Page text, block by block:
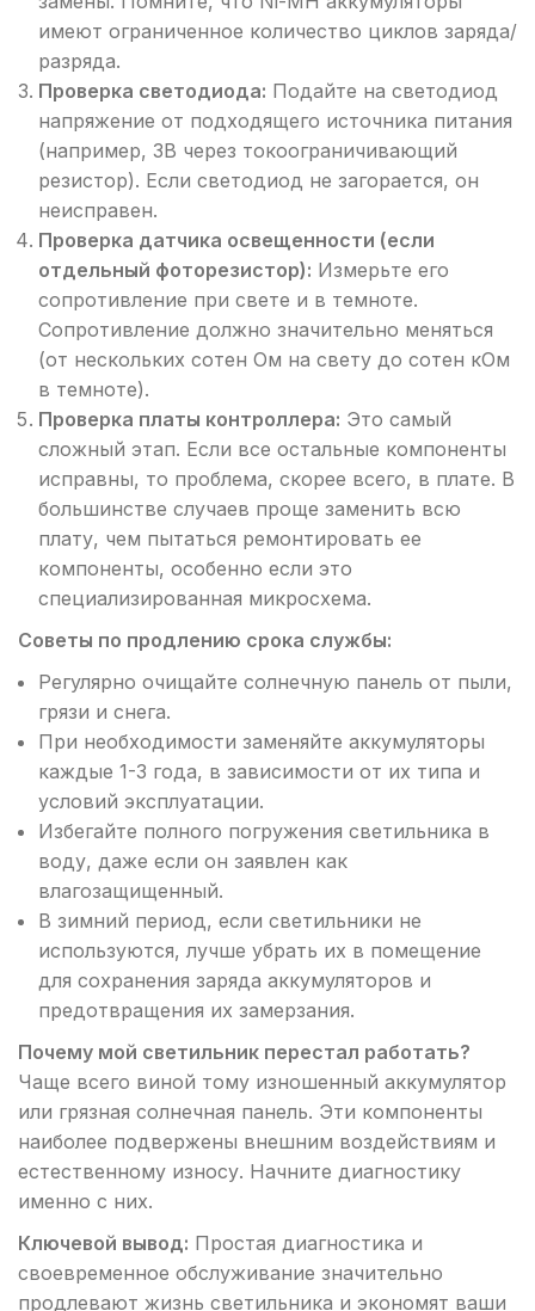
имеют ограниченное количество циклов заряда/
разряда.
Проверка светодиода: Подайте на светодиод
напряжение от подходящего источника питания
(например, 3В через токоограничивающий
резистор). Если светодиод не загорается, он
неисправен.
Проверка датчика освещенности (если
отдельный фоторезистор): Измерьте его
сопротивление при свете и в темноте.
Сопротивление должно значительно меняться
(от нескольких сотен Ом на свету до сотен кОм
в темноте).
Проверка платы контроллера: Это самый
сложный этап. Если все остальные компоненты
исправны, то проблема, скорее всего, в плате. В
большинстве случаев проще заменить всю
плату, чем пытаться ремонтировать ее
компоненты, особенно если это
специализированная микросхема.
Советы по продлению срока службы:
Регулярно очищайте солнечную панель от пыли,
грязи и снега.
При необходимости заменяйте аккумуляторы
каждые 1-3 года, в зависимости от их типа и
условий эксплуатации.
Избегайте полного погружения светильника в
воду, даже если он заявлен как
влагозащищенный.
В зимний период, если светильники не
используются, лучше убрать их в помещение
для сохранения заряда аккумуляторов и
предотвращения их замерзания.
Почему мой светильник перестал работать?
Чаще всего виной тому изношенный аккумулятор
или грязная солнечная панель. Эти компоненты
наиболее подвержены внешним воздействиям и
естественному износу. Начните диагностику
именно с них.
Ключевой вывод: Простая диагностика и
своевременное обслуживание значительно
продлевают жизнь светильника и экономят ваши